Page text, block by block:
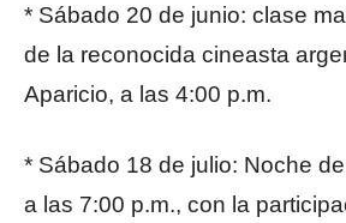
* Sábado 20 de junio: clase
de la reconocida cineasta
Aparicio, a las 4:00 p.m.
* Sábado 18 de julio: Noche
a las 7:00 p.m., con la